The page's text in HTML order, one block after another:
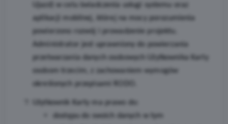
Ujazd) w celu świadczenia usługi systemu oraz
aplikacji mobilnej, której na mocy porozumienia
Administrator jest uprawniony do powierzania
przetwarzania danych osobowych Użytkownika Karty
osobom trzecim, z zachowaniem wymogów
Użytkownik Karty ma prawo do: